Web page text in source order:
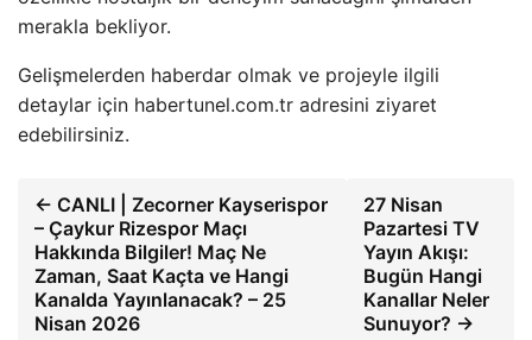
merakla bekliyor.
Gelişmelerden haberdar olmak ve projeyle ilgili
detaylar için habertunel.com.tr adresini ziyaret
edebilirsiniz.
← CANLI | Zecorner Kayserispor
– Çaykur Rizespor Maçı
Hakkında Bilgiler! Maç Ne
Zaman, Saat Kaçta ve Hangi
Kanalda Yayınlanacak? – 25
Nisan 2026
27 Nisan
Pazartesi TV
Yayın Akışı:
Bugün Hangi
Kanallar Neler
Sunuyor? →